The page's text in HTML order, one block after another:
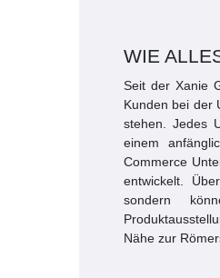
WIE
Seit der Xanie
Kunden bei der
stehen. Jedes
einem
Commerce
entwickelt.
sondern
Nähe zur